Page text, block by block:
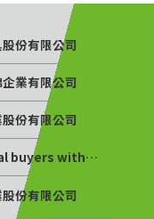
份有限公司
業有限公司
份有限公司
buyers with
份有限公司